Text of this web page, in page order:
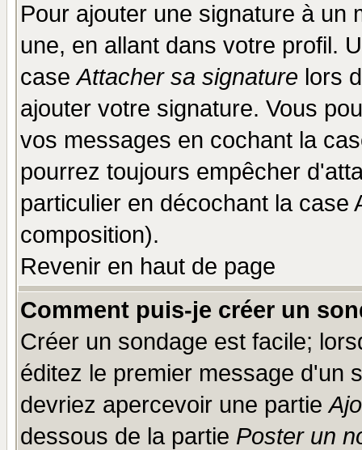
Pour ajouter une signature à un
une, en allant dans votre profil.
caseAttacher sa signature lors
ajouter votre signature. Vous
vos messages en cochant la
pourrez toujours empêcher
particulier en décochant la
composition).
Revenir en haut de page
Comment puis-je créer un
Créer un sondage est facile;
éditez le premier message d'un
devriez apercevoir une partie
dessous de la partie Poster un